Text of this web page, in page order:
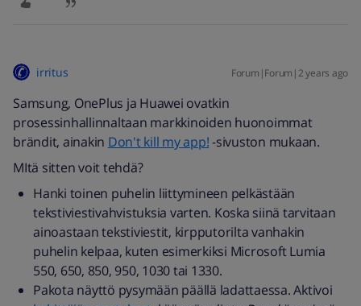
irritus Forum|Forum|2 years ago
Samsung, OnePlus ja Huawei ovatkin
prosessinhallinnaltaan markkinoiden huonoimmat
brändit, ainakin Don't kill my app!-sivuston mukaan.
MItä sitten voit tehdä?
Hanki toinen puhelin liittymineen pelkästään
tekstiviestivahvistuksia varten. Koska siinä tarvitaan
ainoastaan tekstiviestit, kirpputorilta vanhakin
puhelin kelpaa, kuten esimerkiksi Microsoft Lumia
550, 650, 850, 950, 1030 tai 1330.
Pakota näyttö pysymään päällä ladattaessa. Aktivoi